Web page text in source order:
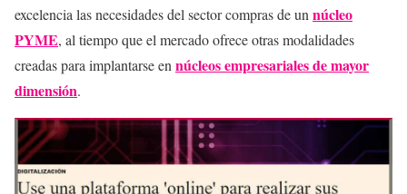
excelencia las necesidades del sector compras de unnúcleo
PYME, al tiempo que el mercado ofrece otras modalidades
creadas para implantarse ennúcleos empresariales de mayor
dimensión.